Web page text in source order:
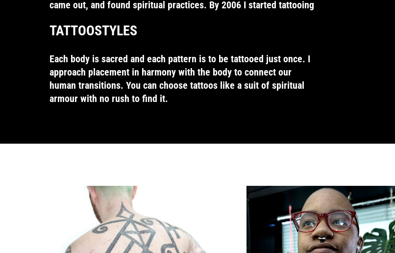
came out, and found spiritual practices. By 2006 I started tattooing
TATTOOSTYLES
Each body is sacred and each pattern is to be tattooed just once. I
approach placement in harmony with the body to connect our
human transitions. You can choose tattoos like a suit of spiritual
armour with no rush to find it.